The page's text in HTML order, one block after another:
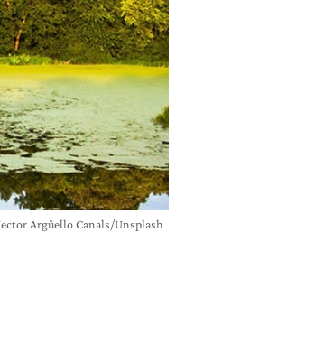
Argüello Canals/Unsplash